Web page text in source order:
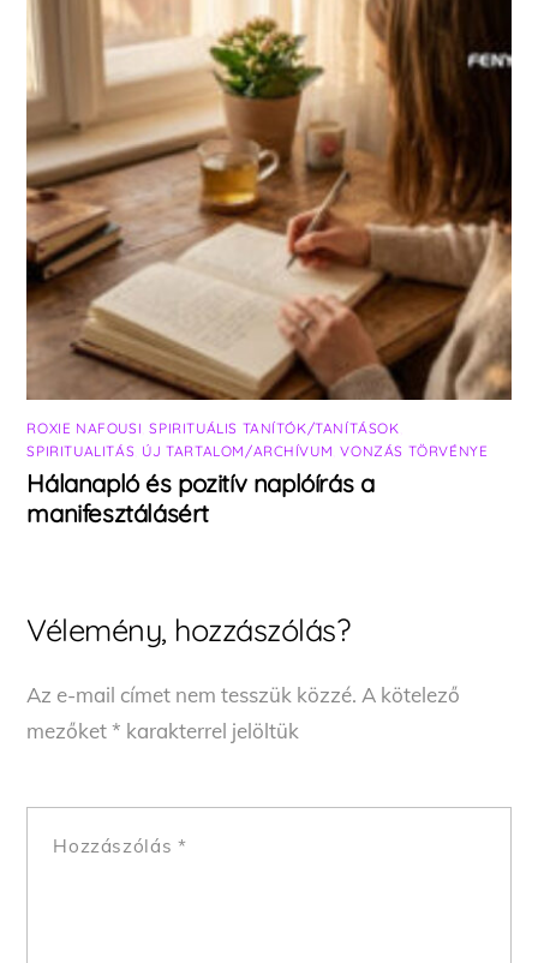
ROXIE NAFOUSI ,SPIRITUÁLIS TANÍTÓK/TANÍTÁSOK
SPIRITUALITÁS ÚJ TARTALOM/ARCHÍVUM ,VONZÁS TÖRVÉNYE
Hálanapló és pozitív naplóírás a
manifesztálásért
Vélemény, hozzászólás?
Az e-mail címet nem tesszük közzé. A kötelező
mezőket* karakterrel jelöltük
Hozzászólás *